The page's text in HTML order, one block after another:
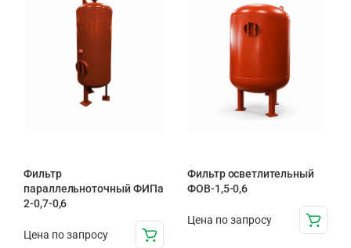
Фильтр
параллельноточный ФИПа
2-0,7-0,6
Цена по запросу
Фильтр осветлительный
ФОВ-1,5-0,6
Цена по запросу